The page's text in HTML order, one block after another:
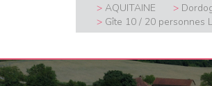
AQUITAINE
Gîte 10 / 20 personnes